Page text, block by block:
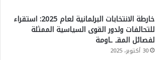
خارطة الانتخابات البرلمانية لعام 2025: استقراء
للتحالفات ولدور القوى السياسية الممثلة
لفصائل المقـ ـاومة
30 أكتوبر، 2025